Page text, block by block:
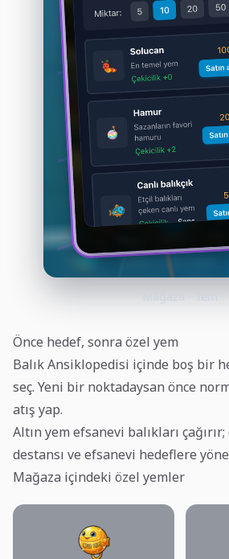
Önce hedef, sonra özel yem
Balık Ansiklopedisi içinde boş bir
seç. Yeni bir noktadaysan önce
atış yap.
Altın yem efsanevi balıkları
destansı ve efsanevi hedeflere
Mağaza içindeki özel yemler